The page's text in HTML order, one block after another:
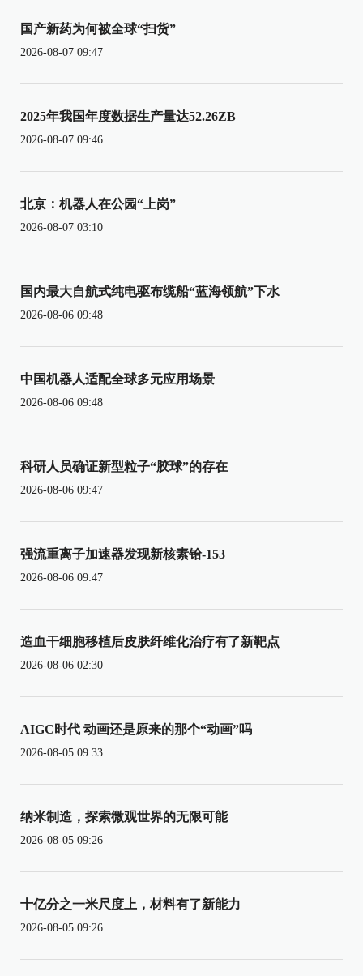
国产新药为何被全球“扫货”
2026-08-07 09:47
2025年我国年度数据生产量达52.26ZB
2026-08-07 09:46
北京：机器人在公园“上岗”
2026-08-07 03:10
国内最大自航式纯电驱布缆船“蓝海领航”下水
2026-08-06 09:48
中国机器人适配全球多元应用场景
2026-08-06 09:48
科研人员确证新型粒子“胶球”的存在
2026-08-06 09:47
强流重离子加速器发现新核素铪-153
2026-08-06 09:47
造血干细胞移植后皮肤纤维化治疗有了新靶点
2026-08-06 02:30
AIGC时代 动画还是原来的那个“动画”吗
2026-08-05 09:33
纳米制造，探索微观世界的无限可能
2026-08-05 09:26
十亿分之一米尺度上，材料有了新能力
2026-08-05 09:26